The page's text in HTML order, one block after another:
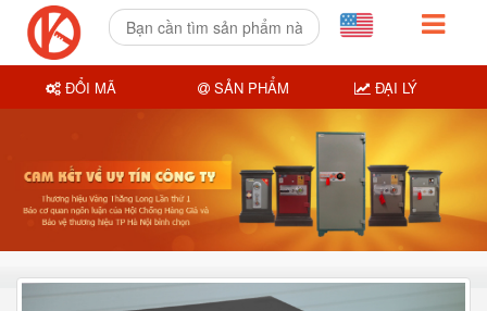
ĐỔI MÃ SẢN PHẨM ĐẠI LÝ